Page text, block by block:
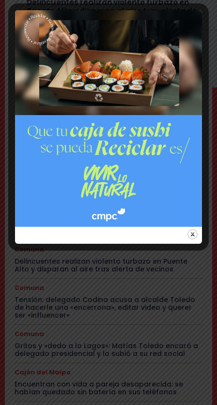
Delincuentes realizan violento turbazo en
Puente Alto y disparan al aire tras alerta de
vecinos
Comuna
Tensión: delegado Codina acusa a alcalde
Toledo de hacerle una «encerrona», editar
video y querer ser «influencer»
TEMAS
Último Minuto
Bomberos combate violento incendio en vivienda:
hay peligro de propagación
Lanzan plataforma para denunciar negocios
Municipio presenta mapa de daños viales y anuncia
Comuna
Delincuentes realizan violento turbazo en Puente
Alto y disparan al aire tras alerta de vecinos
Comuna
Tensión: delegado Codina acusa a alcalde Toledo
de hacerle una «encerrona», editar video y querer
ser «influencer»
Comuna
Gritos y «dedo a lo Lagos»: Matías Toledo encaró a
delegado presidencial y lo subió a su red social
Cajón del Maipo
Encuentran con vida a pareja desaparecida: se
habían quedado sin batería en sus teléfonos